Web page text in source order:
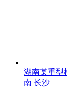
湖南某重型
南 长沙